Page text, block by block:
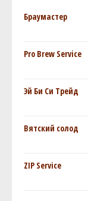
Браумастер
Pro Brew Service
Эй Би Си Трейд
Вятский солод
ZIP Service